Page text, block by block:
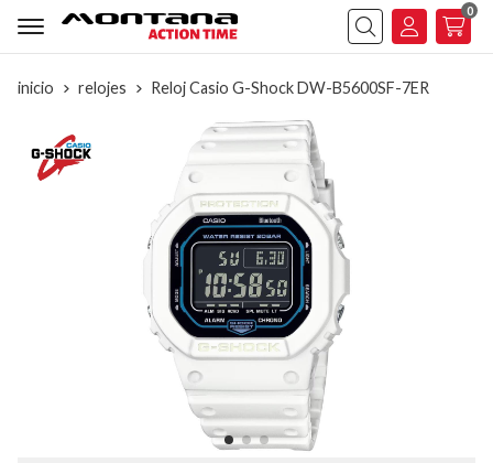
Buscar
0
inicio relojes Reloj Casio G-Shock DW-B5600SF-7ER